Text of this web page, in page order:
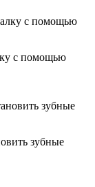
с помощью
зубные